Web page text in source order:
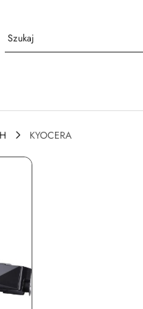
KYOCERA